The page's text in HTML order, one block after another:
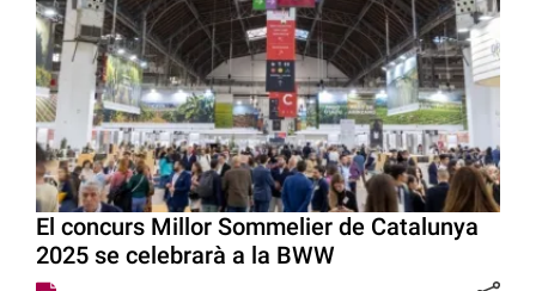
El concurs Millor Sommelier de Catalunya
2025 se celebrarà a la BWW